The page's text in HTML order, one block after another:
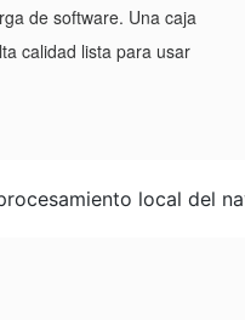
de software. Una caja
calidad lista para usar
local del